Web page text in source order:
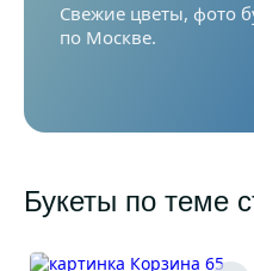
Свежие цветы, фото
по Москве.
Букеты по теме